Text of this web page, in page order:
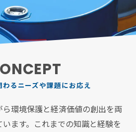
るニーズや課題にお応え
環境保護と経済価値の創出を両
ます。これまでの知識と経験を